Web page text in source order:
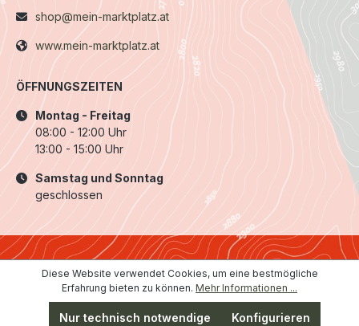
shop@mein-marktplatz.at
www.mein-marktplatz.at
ÖFFNUNGSZEITEN
Montag - Freitag
08:00 - 12:00 Uhr
13:00 - 15:00 Uhr
Samstag und Sonntag
geschlossen
Diese Website verwendet Cookies, um eine bestmögliche
Erfahrung bieten zu können. Mehr Informationen ...
Nur technisch notwendige Konfigurieren